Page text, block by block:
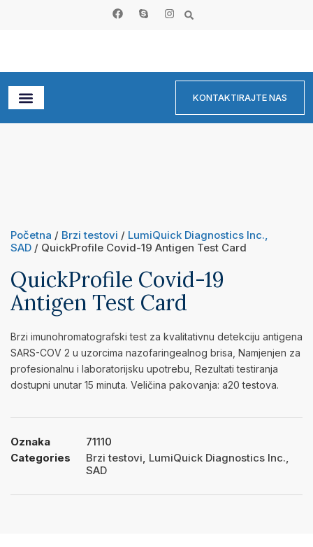
KONTAKTIRAJTE NAS
Početna / Brzi testovi / LumiQuick Diagnostics Inc.,
SAD / QuickProfile Covid-19 Antigen Test Card
QuickProfile Covid-19
Antigen Test Card
Brzi imunohromatografski test za kvalitativnu detekciju antigena
SARS-COV 2 u uzorcima nazofaringealnog brisa, Namjenjen za
profesionalnu i laboratorijsku upotrebu, Rezultati testiranja
dostupni unutar 15 minuta. Veličina pakovanja: a20 testova.
Oznaka
71110
Categories
Brzi testovi, LumiQuick Diagnostics Inc.,
SAD